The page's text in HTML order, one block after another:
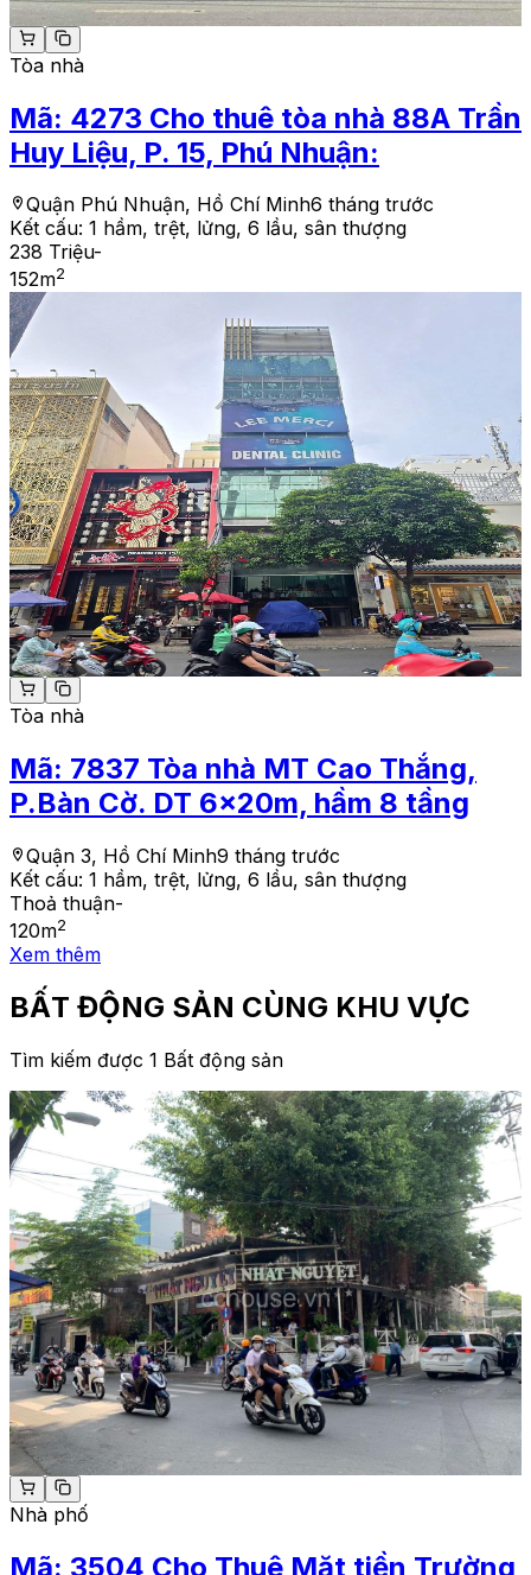
Tòa nhà
Mã: 4273 Cho thuê tòa nhà 88A Trần
Huy Liệu, P. 15, Phú Nhuận:
Quận Phú Nhuận, Hồ Chí Minh6 tháng trước
Kết cấu: 1 hầm, trệt, lửng, 6 lầu, sân thượng
238 Triệu-
152m2
Tòa nhà
Mã: 7837 Tòa nhà MT Cao Thắng,
P.Bàn Cờ. DT 6x20m, hầm 8 tầng
Quận 3, Hồ Chí Minh9 tháng trước
Kết cấu: 1 hầm, trệt, lửng, 6 lầu, sân thượng
Thoả thuận-
120m2
Xem thêm
BẤT ĐỘNG SẢN CÙNG KHU VỰC
Tìm kiếm được 1 Bất động sản
Nhà phố
Mã: 3504 Cho Thuê Mặt tiền Trường